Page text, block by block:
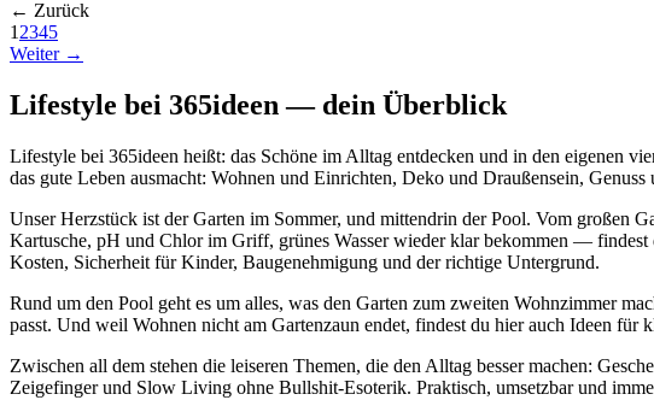
← Zurück
12345
Weiter →
Lifestyle bei 365ideen — dein Überblick
Lifestyle bei 365ideen heißt: das Schöne im Alltag entdecken und in den eigenen
das gute Leben ausmacht: Wohnen und Einrichten, Deko und Draußensein,
Unser Herzstück ist der Garten im Sommer, und mittendrin der Pool. Vom großen
Kartusche, pH und Chlor im Griff, grünes Wasser wieder klar bekommen —
Kosten, Sicherheit für Kinder, Baugenehmigung und der richtige Untergrund.
Rund um den Pool geht es um alles, was den Garten zum zweiten Wohnzimmer
passt. Und weil Wohnen nicht am Gartenzaun endet, findest du hier auch Ideen
Zwischen all dem stehen die leiseren Themen, die den Alltag besser machen:
Zeigefinger und Slow Living ohne Bullshit-Esoterik. Praktisch, umsetzbar und